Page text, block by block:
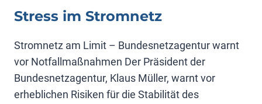
Stress im Stromnetz
Stromnetz am Limit – Bundesnetzagentur warnt
vor Notfallmaßnahmen Der Präsident der
Bundesnetzagentur, Klaus Müller, warnt vor
erheblichen Risiken für die Stabilität des